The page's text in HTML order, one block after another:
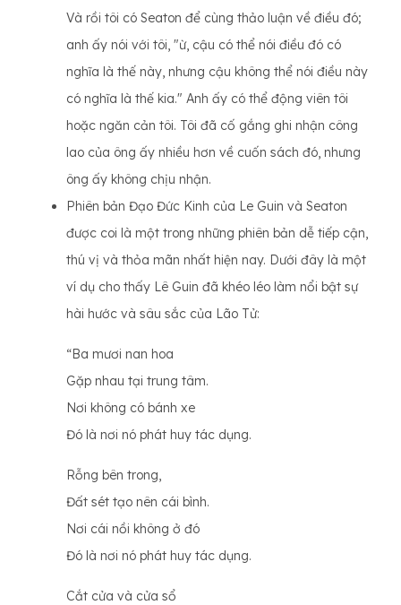
Và rồi tôi có Seaton để cùng thảo luận về điều đó;
anh ấy nói với tôi, "ừ, cậu có thể nói điều đó có
nghĩa là thế này, nhưng cậu không thể nói điều này
có nghĩa là thế kia." Anh ấy có thể động viên tôi
hoặc ngăn cản tôi. Tôi đã cố gắng ghi nhận công
lao của ông ấy nhiều hơn về cuốn sách đó, nhưng
ông ấy không chịu nhận.
Phiên bản Đạo Đức Kinh của Le Guin và Seaton
được coi là một trong những phiên bản dễ tiếp cận,
thú vị và thỏa mãn nhất hiện nay. Dưới đây là một
ví dụ cho thấy Lê Guin đã khéo léo làm nổi bật sự
hài hước và sâu sắc của Lão Tử:
“Ba mươi nan hoa
Gặp nhau tại trung tâm.
Nơi không có bánh xe
Đó là nơi nó phát huy tác dụng.
Rỗng bên trong,
Đất sét tạo nên cái bình.
Nơi cái nồi không ở đó
Đó là nơi nó phát huy tác dụng.
Cắt cửa và cửa sổ